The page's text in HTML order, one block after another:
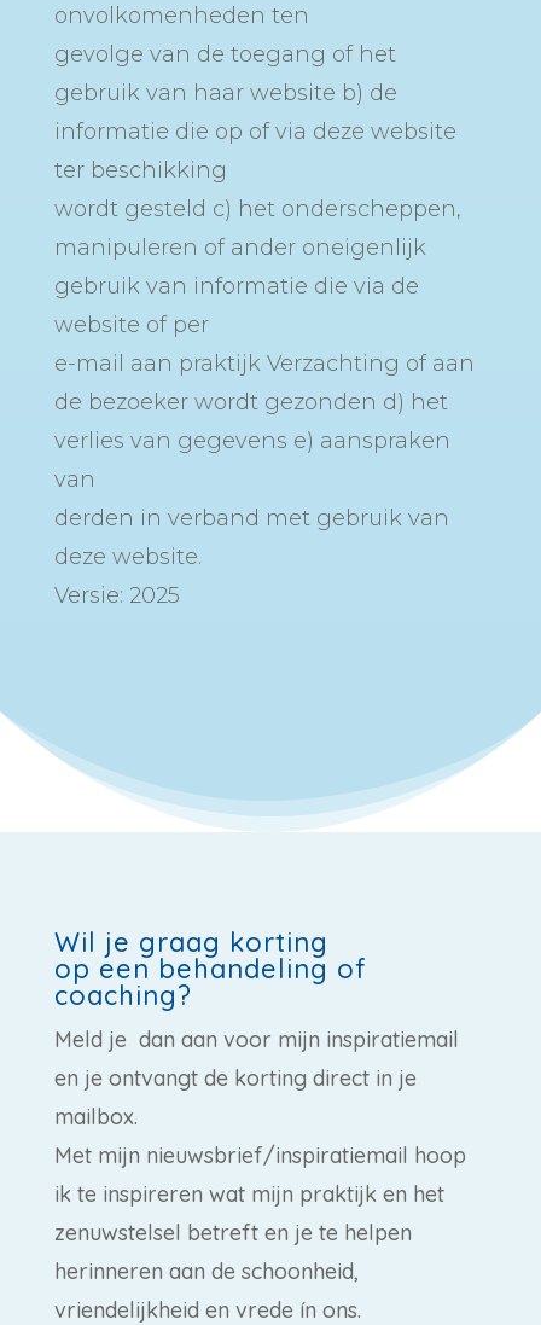
onvolkomenheden ten
gevolge van de toegang of het
gebruik van haar website b) de
informatie die op of via deze website
ter beschikking
wordt gesteld c) het onderscheppen,
manipuleren of ander oneigenlijk
gebruik van informatie die via de
website of per
e-mail aan praktijk Verzachting of aan
de bezoeker wordt gezonden d) het
verlies van gegevens e) aanspraken
van
derden in verband met gebruik van
deze website.
Versie: 2025
Wil je graag korting
op een behandeling of
coaching?
Meld je dan aan voor mijn inspiratiemail
en je ontvangt de korting direct in je
mailbox.
Met mijn nieuwsbrief/inspiratiemail hoop
ik te inspireren wat mijn praktijk en het
zenuwstelsel betreft en je te helpen
herinneren aan de schoonheid,
vriendelijkheid en vrede ín ons.